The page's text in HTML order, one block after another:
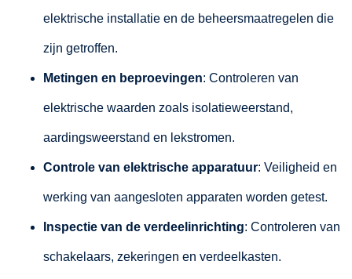
elektrische installatie en de beheersmaatregelen die
zijn getroffen.
Metingen en beproevingen: Controleren van
elektrische waarden zoals isolatieweerstand,
aardingsweerstand en lekstromen.
Controle van elektrische apparatuur: Veiligheid en
werking van aangesloten apparaten worden getest.
Inspectie van de verdeelinrichting: Controleren van
schakelaars, zekeringen en verdeelkasten.